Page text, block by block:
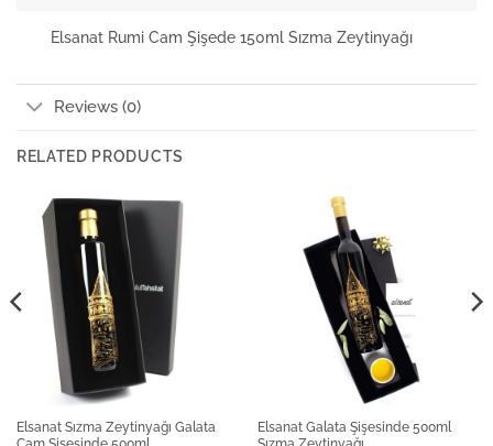
Elsanat Rumi Cam Şişede 150ml Sızma Zeytinyağı
Reviews (0)
RELATED PRODUCTS
Elsanat Sızma Zeytinyağı Galata
Elsanat Galata Şişesinde 500ml